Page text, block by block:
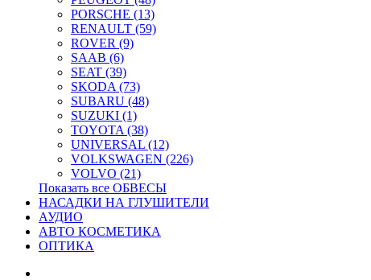
PORSCHE (13)
RENAULT (59)
ROVER (9)
SAAB (6)
SEAT (39)
SKODA (73)
SUBARU (48)
SUZUKI (1)
TOYOTA (38)
UNIVERSAL (12)
VOLKSWAGEN (226)
VOLVO (21)
Показать все ОБВЕСЫ
НАСАДКИ НА ГЛУШИТЕЛИ
АУДИО
АВТО КОСМЕТИКА
ОПТИКА